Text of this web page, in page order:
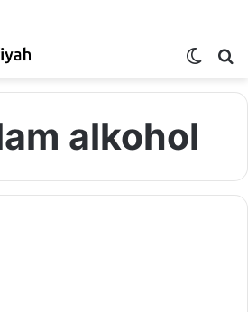
Switch
alkohol